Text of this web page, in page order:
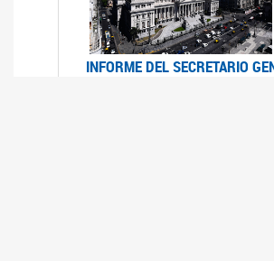
INFORME DEL SECRETARIO